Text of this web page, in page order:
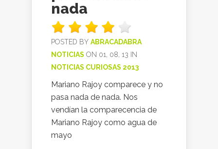
nada
POSTED BY ABRACADABRA
NOTICIAS ON 01, 08, 13 IN
NOTICIAS CURIOSAS 2013
Mariano Rajoy comparece y no
pasa nada de nada. Nos
vendían la comparecencia de
Mariano Rajoy como agua de
mayo